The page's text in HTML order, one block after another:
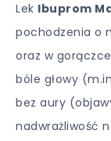
Lek Ibuprom
pochodzenia o
oraz w
bóle głowy
bez aury
nadwrażliwość